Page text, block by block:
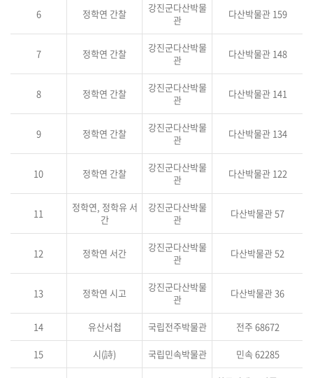
6 정학연 간찰
강진군다산박물
관
다산박물관 159
7 정학연 간찰
강진군다산박물
관
다산박물관 148
8 정학연 간찰
강진군다산박물
관
다산박물관 141
9 정학연 간찰
강진군다산박물
관
다산박물관 134
10 정학연 간찰
강진군다산박물
관
다산박물관 122
11
정학연, 정학유 서
간
강진군다산박물
관
다산박물관 57
12 정학연 서간
강진군다산박물
관
다산박물관 52
13 정학연 시고
강진군다산박물
관
다산박물관 36
14 유산서첩 국립전주박물관 전주 68672
15 시(詩) 국립민속박물관 민속 62285